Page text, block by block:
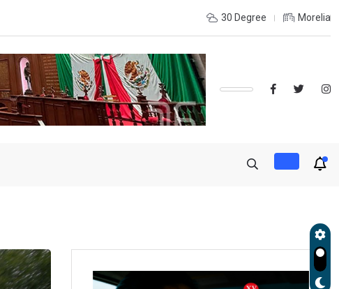
UMSNH LANZA TERCERA CONVOCATORIA DE NUEVO
30 Degree Morelia